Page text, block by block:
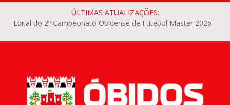
ÚLTIMAS ATUALIZAÇÕES:
Edital do 2º Campeonato Obidense de Futebol Master 2026